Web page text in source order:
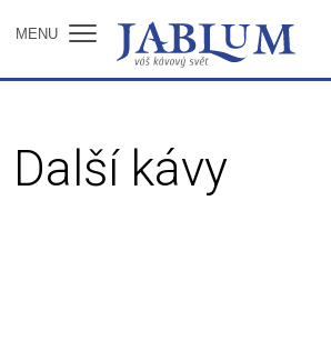
Další kávy
MENU